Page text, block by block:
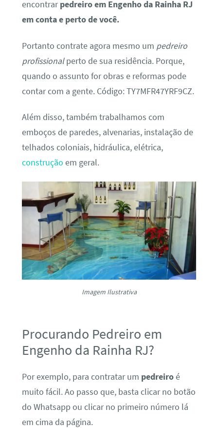
encontrarpedreiro em Engenho da Rainha RJ
em conta e perto de você.
Portanto contrate agora mesmo um pedreiro
profissionalperto de sua residência. Porque,
quando o assunto for obras e reformas pode
contar com a gente. Código: TY7MFR47YRF9CZ.
Além disso, também trabalhamos com
emboços de paredes, alvenarias, instalação de
telhados coloniais, hidráulica, elétrica,
construção em geral.
Imagem Ilustrativa
Procurando Pedreiro em
Engenho da Rainha RJ?
Por exemplo, para contratar um pedreiroé
muito fácil. Ao passo que, basta clicar no botão
do Whatsapp ou clicar no primeiro número lá
em cima da página.